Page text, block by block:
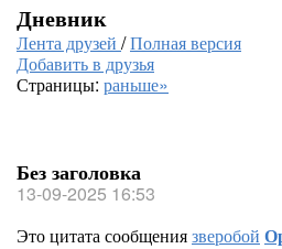
Дневник
Лента друзей /Полная версия
Добавить в друзья
Страницы: раньше»
Без заголовка
13-09-2025 16:53
Это цитата сообщениязверобой